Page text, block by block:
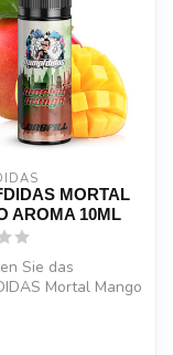
MORTAL
AROMA 10ML
Sie das
Mortal Mango